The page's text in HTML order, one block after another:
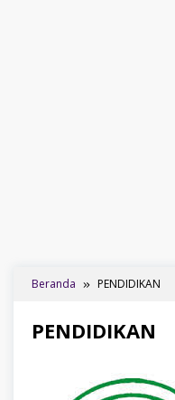
Beranda PENDIDIKAN
PENDIDIKAN